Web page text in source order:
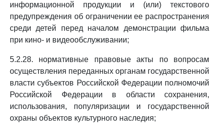
информационной продукции и (или) текстового
предупреждения об ограничении ее распространения
среди детей перед началом демонстрации фильма
при кино- и видеообслуживании;
5.2.28. нормативные правовые акты по вопросам
осуществления переданных органам государственной
власти субъектов Российской Федерации полномочий
Российской Федерации в области сохранения,
использования, популяризации и государственной
охраны объектов культурного наследия;